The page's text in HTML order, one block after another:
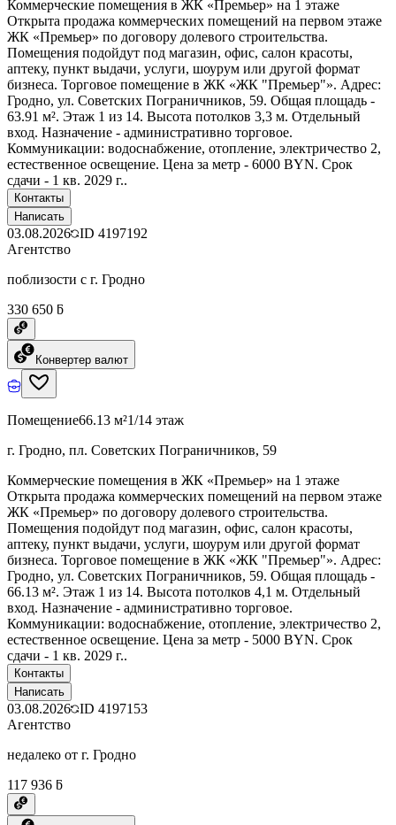
Коммерческие помещения в ЖК «Премьер» на 1 этаже
Открыта продажа коммерческих помещений на первом этаже
ЖК «Премьер» по договору долевого строительства.
Помещения подойдут под магазин, офис, салон красоты,
аптеку, пункт выдачи, услуги, шоурум или другой формат
бизнеса. Торговое помещение в ЖК «ЖК "Премьер"». Адрес:
Гродно, ул. Советских Пограничников, 59. Общая площадь -
63.91 м². Этаж 1 из 14. Высота потолков 3,3 м. Отдельный
вход. Назначение - административно торговое.
Коммуникации: водоснабжение, отопление, электричество 2,
естественное освещение. Цена за метр - 6000 BYN. Срок
сдачи - 1 кв. 2029 г..
Контакты
Написать
03.08.2026 ID 4197192
Агентство
поблизости с г. Гродно
330 650 ƃ
Конвертер валют
Помещение66.13 м²1/14 этаж
г. Гродно, пл. Советских Пограничников, 59
Коммерческие помещения в ЖК «Премьер» на 1 этаже
Открыта продажа коммерческих помещений на первом этаже
ЖК «Премьер» по договору долевого строительства.
Помещения подойдут под магазин, офис, салон красоты,
аптеку, пункт выдачи, услуги, шоурум или другой формат
бизнеса. Торговое помещение в ЖК «ЖК "Премьер"». Адрес:
Гродно, ул. Советских Пограничников, 59. Общая площадь -
66.13 м². Этаж 1 из 14. Высота потолков 4,1 м. Отдельный
вход. Назначение - административно торговое.
Коммуникации: водоснабжение, отопление, электричество 2,
естественное освещение. Цена за метр - 5000 BYN. Срок
сдачи - 1 кв. 2029 г..
Контакты
Написать
03.08.2026 ID 4197153
Агентство
недалеко от г. Гродно
117 936 ƃ